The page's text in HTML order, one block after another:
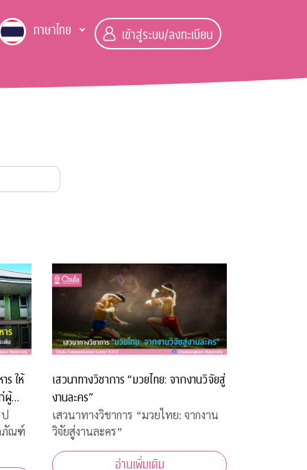
ภาษาไทย เข้าสู่ระบบ/ลงทะเบียน
ร ให้
ผู้
ภัณฑ์
เสวนาทางวิชาการ “มวยไทย: จากงานวิจัยสู่
งานละคร”
เสวนาทางวิชาการ “มวยไทย: จากงาน
วิจัยสู่งานละคร”
อ่านเพิ่มเติม